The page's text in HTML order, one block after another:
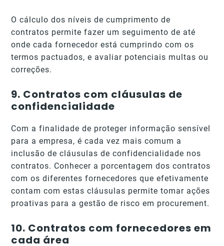
O cálculo dos níveis de cumprimento de
contratos permite fazer um seguimento de até
onde cada fornecedor está cumprindo com os
termos pactuados, e avaliar potenciais multas ou
correções.
9. Contratos com cláusulas de
confidencialidade
Com a finalidade de proteger informação sensível
para a empresa, é cada vez mais comum a
inclusão de cláusulas de confidencialidade nos
contratos. Conhecer a porcentagem dos contratos
com os diferentes fornecedores que efetivamente
contam com estas cláusulas permite tomar ações
proativas para a gestão de risco em procurement.
10. Contratos com fornecedores em
cada área